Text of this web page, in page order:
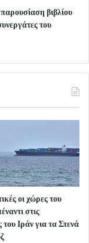
βιβλίου
του
οι χώρες του
στις
του Ιράν για τα Στενά